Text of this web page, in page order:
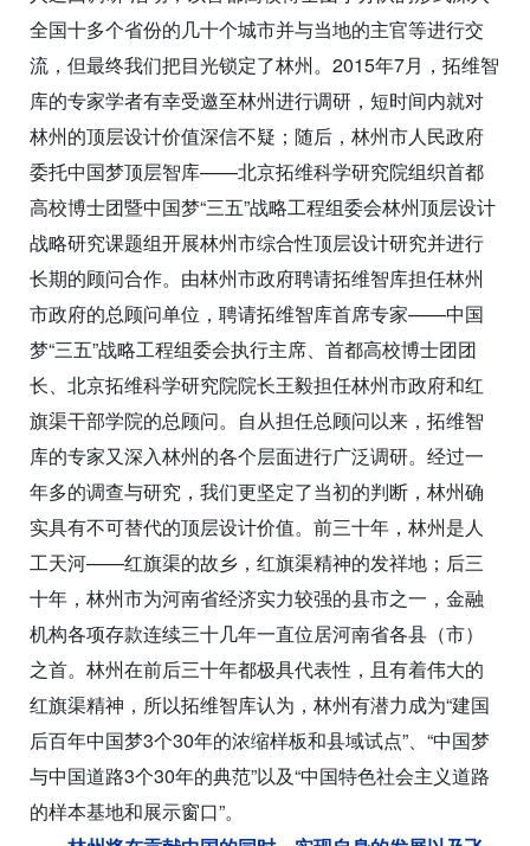
全国十多个省份的几十个城市并与当地的主官等进行交
流，但最终我们把目光锁定了林州。2015年7月，拓维智
库的专家学者有幸受邀至林州进行调研，短时间内就对
林州的顶层设计价值深信不疑；随后，林州市人民政府
委托中国梦顶层智库——北京拓维科学研究院组织首都
高校博士团暨中国梦“三五”战略工程组委会林州顶层设计
战略研究课题组开展林州市综合性顶层设计研究并进行
长期的顾问合作。由林州市政府聘请拓维智库担任林州
市政府的总顾问单位，聘请拓维智库首席专家——中国
梦“三五”战略工程组委会执行主席、首都高校博士团团
长、北京拓维科学研究院院长王毅担任林州市政府和红
旗渠干部学院的总顾问。自从担任总顾问以来，拓维智
库的专家又深入林州的各个层面进行广泛调研。经过一
年多的调查与研究，我们更坚定了当初的判断，林州确
实具有不可替代的顶层设计价值。前三十年，林州是人
工天河——红旗渠的故乡，红旗渠精神的发祥地；后三
十年，林州市为河南省经济实力较强的县市之一，金融
机构各项存款连续三十几年一直位居河南省各县（市）
之首。林州在前后三十年都极具代表性，且有着伟大的
红旗渠精神，所以拓维智库认为，林州有潜力成为“建国
后百年中国梦3个30年的浓缩样板和县域试点”、“中国梦
与中国道路3个30年的典范”以及“中国特色社会主义道路
的样本基地和展示窗口”。